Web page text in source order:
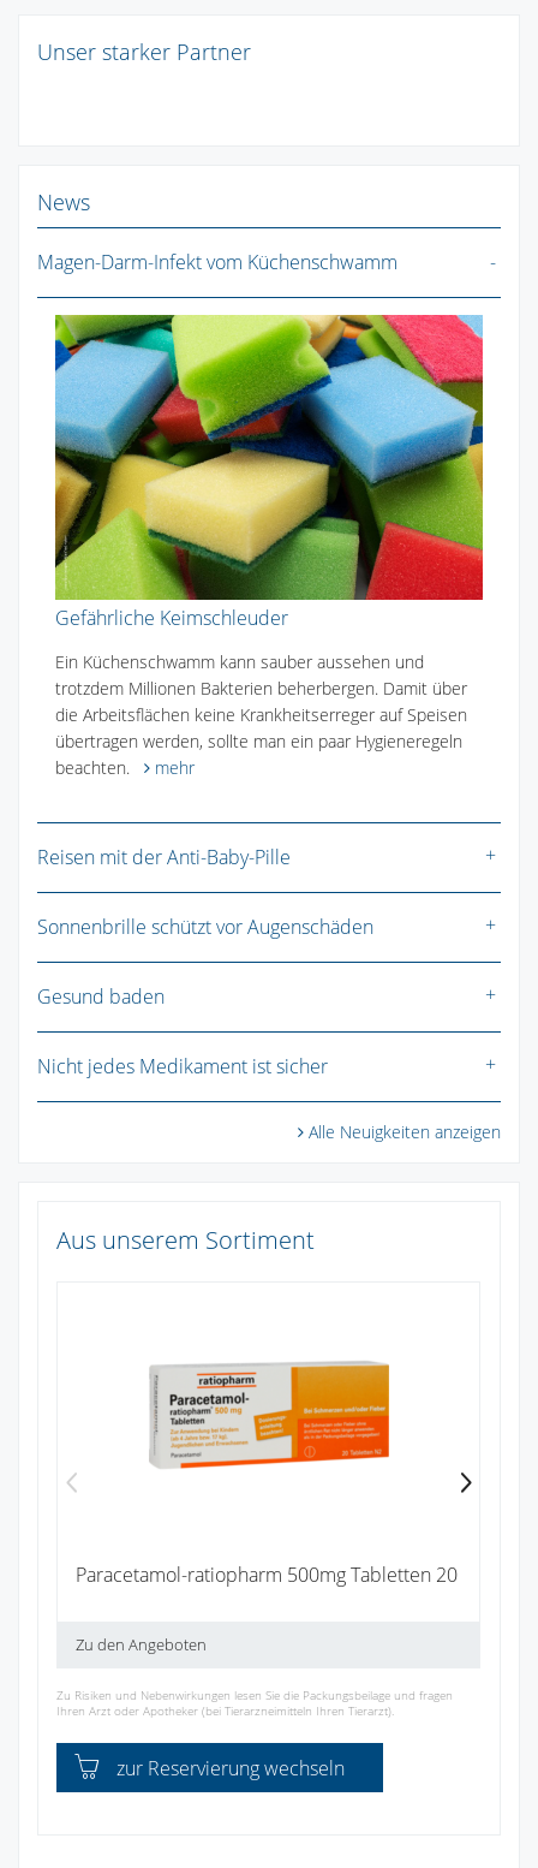
Unser starker Partner
News
Magen-Darm-Infekt vom Küchenschwamm
Gefährliche Keimschleuder
Ein Küchenschwamm kann sauber aussehen und
trotzdem Millionen Bakterien beherbergen. Damit über
die Arbeitsflächen keine Krankheitserreger auf Speisen
übertragen werden, sollte man ein paar Hygieneregeln
beachten.
mehr
Reisen mit der Anti-Baby-Pille
Sonnenbrille schützt vor Augenschäden
Gesund baden
Nicht jedes Medikament ist sicher
Alle Neuigkeiten anzeigen
Aus unserem Sortiment
Paracetamol-ratiopharm 500mg Tabletten 20
Zu den Angeboten
Zu Risiken und Nebenwirkungen lesen Sie die Packungsbeilage und fragen
Ihren Arzt oder Apotheker (bei Tierarzneimitteln Ihren Tierarzt).
zur Reservierung wechseln